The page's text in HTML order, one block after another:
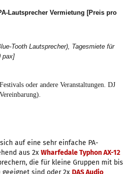
Lautsprecher Vermietung [Preis pro
Tooth Lautsprecher), Tagesmiete für
pax]
oder andere Veranstaltungen. DJ
auf eine sehr einfache PA-
aus 2x Wharfedale Typhon AX-12
die für kleine Gruppen mit bis
sind oder 2x DAS Audio